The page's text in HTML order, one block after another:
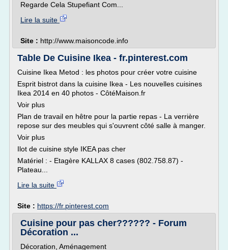
Regarde Cela Stupefiant Com...
Lire la suite
Site : http://www.maisoncode.info
Table De Cuisine Ikea - fr.pinterest.com
Cuisine Ikea Metod : les photos pour créer votre cuisine
Esprit bistrot dans la cuisine Ikea - Les nouvelles cuisines
Ikea 2014 en 40 photos - CôtéMaison.fr
Voir plus
Plan de travail en hêtre pour la partie repas - La verrière
repose sur des meubles qui s'ouvrent côté salle à manger.
Voir plus
Ilot de cuisine style IKEA pas cher
Matériel : - Etagère KALLAX 8 cases (802.758.87) -
Plateau...
Lire la suite
Site : https://fr.pinterest.com
Cuisine pour pas cher?????? - Forum
Décoration ...
Décoration, Aménagement